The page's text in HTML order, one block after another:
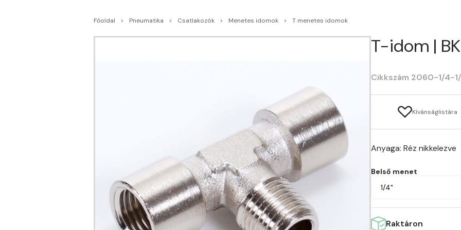
Főoldal Pneumatika Csatlakozók Menetes idomok T menetes idomok
T-idom |
Cikkszám 2060-1/4-
Kívánságlistára
Anyaga: Réz nikkelezve
Belső menet
1/4"
Raktáron